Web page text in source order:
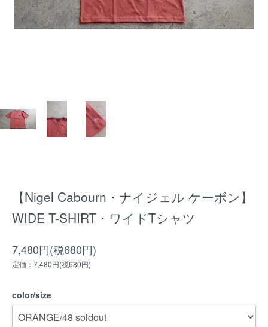
【Nigel Cabourn・ナイジェル ケーボン】
WIDE T-SHIRT・ワイドTシャツ
7,480円(税680円)
定価：7,480円(税680円)
color/size